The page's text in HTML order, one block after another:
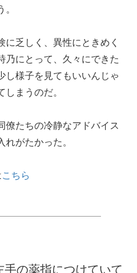
に乏しく、異性にときめく
乃にとって、久々にできた
し様子を見てもいいんじゃ
まうのだ。
僚たちの冷静なアドバイス
がたかった。
こちら
手の薬指につけていて